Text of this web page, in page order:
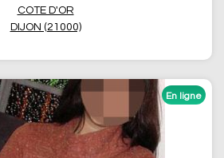
COTE D'OR
DIJON (21000)